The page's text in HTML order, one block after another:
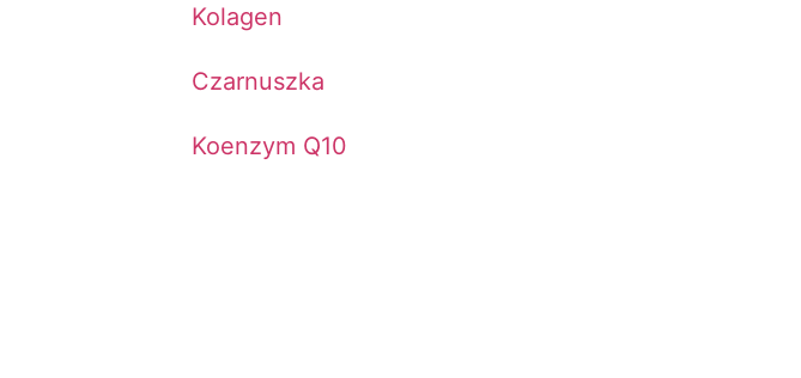
Kolagen
Czarnuszka
Koenzym Q10